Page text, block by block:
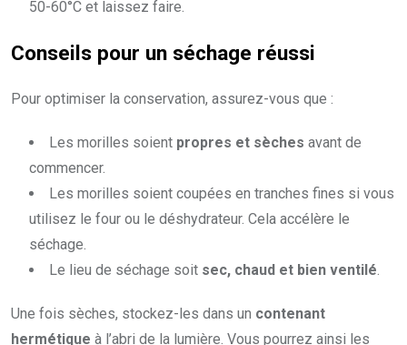
50-60°C et laissez faire.
Conseils pour un séchage réussi
Pour optimiser la conservation, assurez-vous que :
Les morilles soient propres et sèches avant de
commencer.
Les morilles soient coupées en tranches fines si vous
utilisez le four ou le déshydrateur. Cela accélère le
séchage.
Le lieu de séchage soit sec, chaud et bien ventilé.
Une fois sèches, stockez-les dans un contenant
hermétique à l’abri de la lumière. Vous pourrez ainsi les